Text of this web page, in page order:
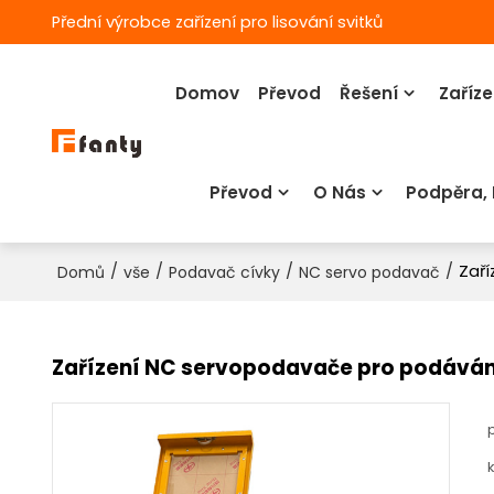
Přední výrobce zařízení pro lisování svitků
Domov Převod Řešení
Převod O Nás
Domů / vše / Podavač cívky / NC servo podavač /
Zařízení NC servopodavače pro